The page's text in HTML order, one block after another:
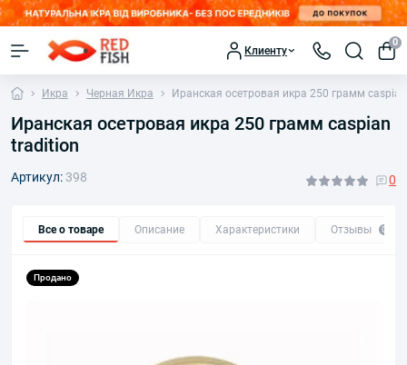
Клиенту
0
Икра Черная Икра Иранская осетровая икра 250 грамм
Иранская осетровая икра 250 грамм caspian
tradition
Артикул: 398 0
Все о товаре Описание Характеристики Отзывы 0
Продано